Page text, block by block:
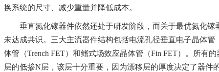
换系统的尺寸、减少重量并降低成本。
垂直氮化镓器件依然还处于研发阶段，而关于最优氮化镓
未达成共识。三大主流器件结构包括电流孔径垂直电子晶体管
体管（Trench FET）和鳍式场效应晶体管（Fin FET）。所有
层的低掺N层，该层十分重要，因为漂移层的厚度决定了器件